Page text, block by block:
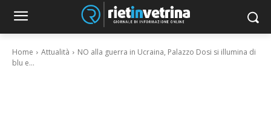
Home Attualità
NO alla guerra in Ucraina, Palazzo Dosi si illumina di
blu e...